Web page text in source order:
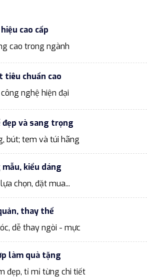
cao cấp
cao trong ngành
tiêu chuẩn cao
nghệ hiện đại
đẹp và sang trọng
bút; tem và túi hãng
kiểu dáng
chọn, đặt mua...
thay thế
dễ thay ngòi - mực
làm quà tặng
đẹp, tỉ mỉ từng chi tiết